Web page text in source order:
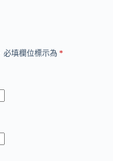
必填欄位標示為 *